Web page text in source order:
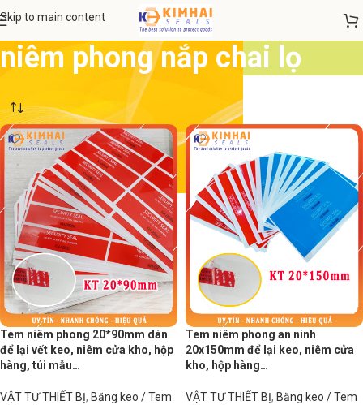
Skip to main content
niêm phong nắp chai lọ
Tem niêm phong 20*90mm dán
để lại vết keo, niêm cửa kho, hộp
hàng, túi mẫu…
VẬT TƯ THIẾT BỊ, Băng keo / Tem
Tem niêm phong an ninh
20x150mm để lại keo, niêm cửa
kho, hộp hàng…
VẬT TƯ THIẾT BỊ, Băng keo / Tem